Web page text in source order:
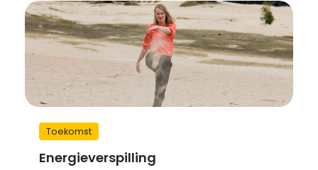
Toekomst
Energieverspilling